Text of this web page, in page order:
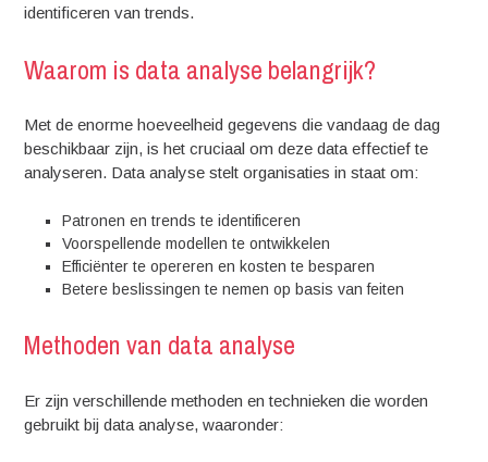
identificeren van trends.
Waarom is data analyse belangrijk?
Met de enorme hoeveelheid gegevens die vandaag de dag
beschikbaar zijn, is het cruciaal om deze data effectief te
analyseren. Data analyse stelt organisaties in staat om:
Patronen en trends te identificeren
Voorspellende modellen te ontwikkelen
Efficiënter te opereren en kosten te besparen
Betere beslissingen te nemen op basis van feiten
Methoden van data analyse
Er zijn verschillende methoden en technieken die worden
gebruikt bij data analyse, waaronder: